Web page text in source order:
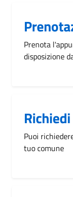
Prenota
disposizione
Puoi
tuo comune